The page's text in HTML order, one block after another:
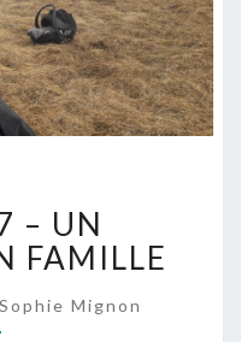
– UN
FAMILLE
Sophie Mignon